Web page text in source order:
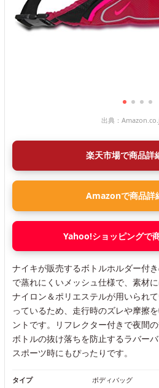
出典：
楽天市場で商品詳
Amazonで商品詳
Yahoo!ショッピングで
ナイキが販売するボトルホルダー付
で蒸れにくいメッシュ仕様で、素材
ナイロン＆ポリエステルが用いられ
っているため、走行時のズレや摩擦
ントです。リフレクター付きで夜間
ボトルの抜け落ちを防止するラバー
スポーツ時にもぴったりです。
タイプ ボディバッグ